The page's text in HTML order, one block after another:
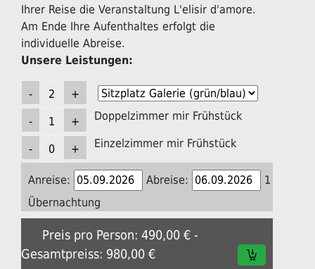
Ihrer Reise die Veranstaltung L'elisir d'amore.
Am Ende Ihre Aufenthaltes erfolgt die
individuelle Abreise.
Unsere Leistungen:
Doppelzimmer mir Frühstück
Einzelzimmer mir Frühstück
Anreise: Abreise:
1
Übernachtung
Preis pro Person: 490,00 € -
Gesamtpreiss: 980,00 €